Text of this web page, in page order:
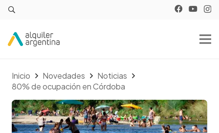
Inicio Novedades
Noticias
80% de ocupación en Córdoba